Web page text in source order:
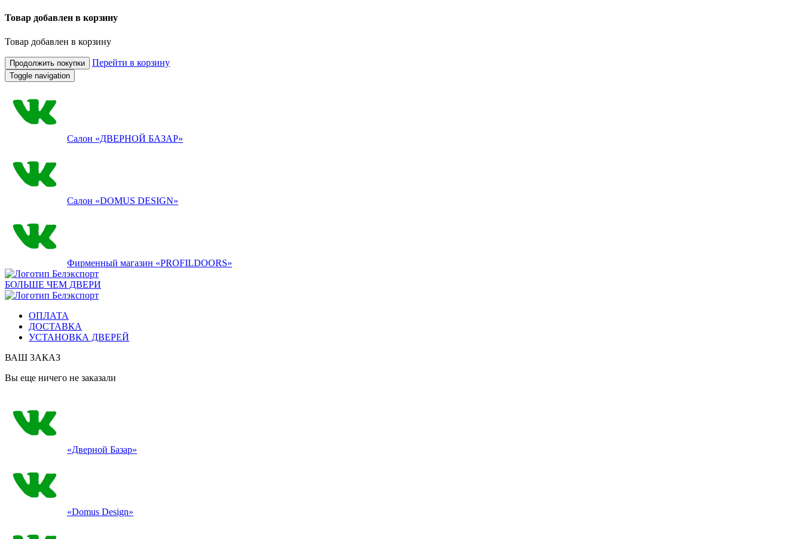
Товар добавлен в корзину
Товар добавлен в корзину
Продолжить покупки Перейти в корзину
Toggle navigation
Салон «ДВЕРНОЙ БАЗАР»
Салон «DOMUS DESIGN»
Фирменный магазин «PROFILDOORS»
БОЛЬШЕ ЧЕМ ДВЕРИ
ОПЛАТА
ДОСТАВКА
УСТАНОВКА ДВЕРЕЙ
ВАШ ЗАКАЗ
Вы еще ничего не заказали
«Дверной Базар»
«Domus Design»